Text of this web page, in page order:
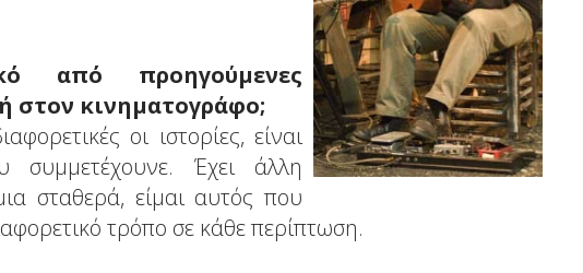
από προηγούμενες
στον κινηματογράφο;
οι ιστορίες, είναι
συμμετέχουνε. Έχει άλλη
σταθερά, είμαι αυτός που
τρόπο σε κάθε περίπτωση.